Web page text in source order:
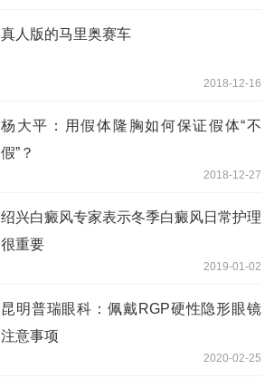
真人版的马里奥赛车
2018-12-16
杨大平：用假体隆胸如何保证假体“不
假”？
2018-12-27
绍兴白癜风专家表示冬季白癜风日常护理
很重要
2019-01-02
昆明普瑞眼科：佩戴RGP硬性隐形眼镜
注意事项
2020-02-25